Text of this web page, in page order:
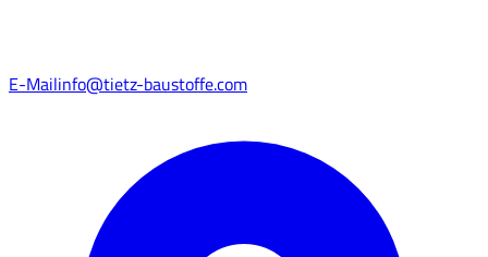
E-Mailinfo@tietz-baustoffe.com